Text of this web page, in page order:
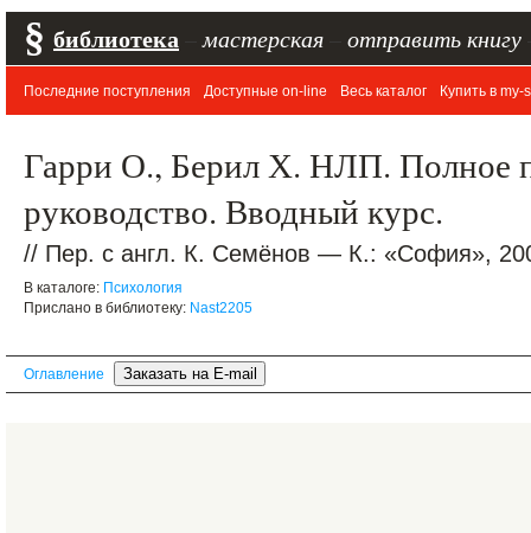
§ библиотека мастерская отправить книгу
Последние поступления Доступные on-line Весь каталог Купить в my-
Гарри О., Берил Х. НЛП. Полное
руководство. Вводный курс.
// Пер. с англ. К. Семёнов — К.: «София»,
В каталоге: Психология
Прислано в библиотеку: Nast2205
Оглавление